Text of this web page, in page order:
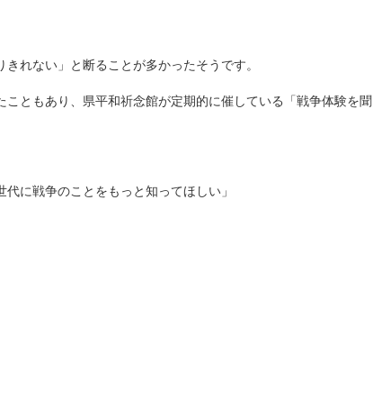
れない」と断ることが多かったそうです。
ともあり、県平和祈念館が定期的に催している「戦争体験を聞
に戦争のことをもっと知ってほしい」